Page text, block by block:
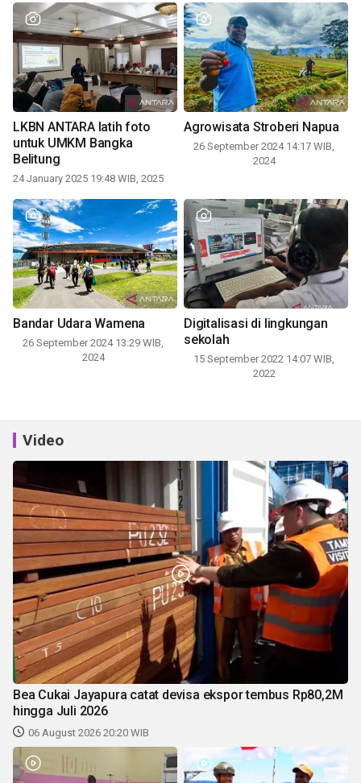
LKBN ANTARA latih foto
untuk UMKM Bangka
Belitung
24 January 2025 19:48 WIB, 2025
Agrowisata Stroberi Napua
26 September 2024 14:17 WIB,
2024
Bandar Udara Wamena
26 September 2024 13:29 WIB,
2024
Digitalisasi di lingkungan
sekolah
15 September 2022 14:07 WIB,
2022
Video
Bea Cukai Jayapura catat devisa ekspor tembus Rp80,2M
hingga Juli 2026
06 August 2026 20:20 WIB